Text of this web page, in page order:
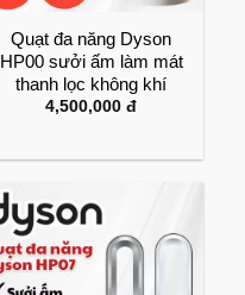
Quạt đa năng Dyson
HP00 sưởi ấm làm mát
thanh lọc không khí
4,500,000 đ